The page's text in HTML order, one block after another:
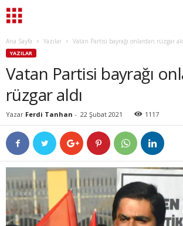
Ana Sayfa Yazılar Vatan Partisi bayrağı onlardan rüzgar
YAZILAR
Vatan Partisi bayrağı
rüzgar aldı
Yazar Ferdi Tanhan - 22 Şubat 2021 1117